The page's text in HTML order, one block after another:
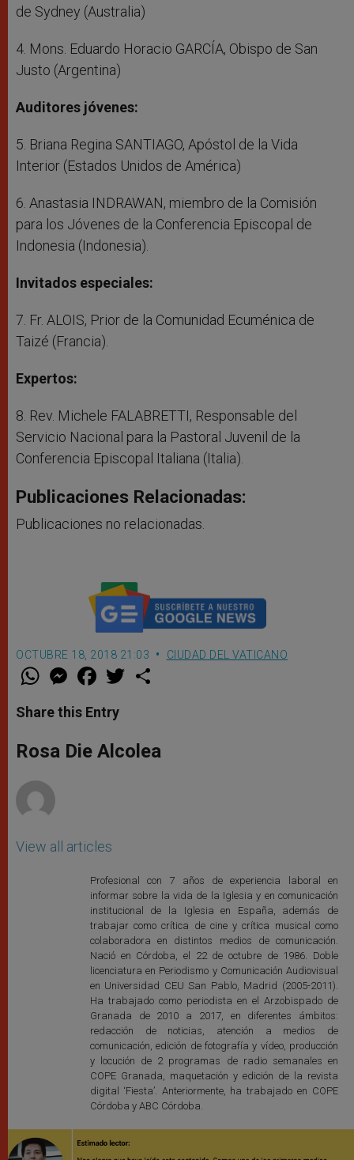
de Sydney (Australia)
4. Mons. Eduardo Horacio GARCÍA, Obispo de San
Justo (Argentina)
Auditores jóvenes:
5. Briana Regina SANTIAGO, Apóstol de la Vida
Interior (Estados Unidos de América)
6. Anastasia INDRAWAN, miembro de la Comisión
para los Jóvenes de la Conferencia Episcopal de
Indonesia (Indonesia).
Invitados especiales:
7. Fr. ALOIS, Prior de la Comunidad Ecuménica de
Taizé (Francia).
Expertos:
8. Rev. Michele FALABRETTI, Responsable del
Servicio Nacional para la Pastoral Juvenil de la
Conferencia Episcopal Italiana (Italia).
Publicaciones Relacionadas:
Publicaciones no relacionadas.
OCTUBRE 18, 2018 21:03 CIUDAD DEL VATICANO
W
t
s
p
p
M
e
s
e
g
e
F
a
e
b
o
k
w
r
Share this Entry
Rosa Die Alcolea
View all articles
Profesional con 7 años de experiencia laboral en
informar sobre la vida de la Iglesia y en comunicación
institucional de la Iglesia en España, además de
trabajar como crítica de cine y crítica musical como
colaboradora en distintos medios de comunicación.
Nació en Córdoba, el 22 de octubre de 1986. Doble
licenciatura en Periodismo y Comunicación Audiovisual
en Universidad CEU San Pablo, Madrid (2005-2011).
Ha trabajado como periodista en el Arzobispado de
Granada de 2010 a 2017, en diferentes ámbitos:
redacción de noticias, atención a medios de
comunicación, edición de fotografía y vídeo, producción
y locución de 2 programas de radio semanales en
COPE Granada, maquetación y edición de la revista
digital ‘Fiesta’. Anteriormente, ha trabajado en COPE
Córdoba y ABC Córdoba.